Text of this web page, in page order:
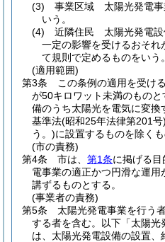
(3)
事業区域 太陽光発電事
いう。
(4)
近隣住民 太陽光発電設
一定の影響を受けるおそれ
て規則で定めるものをいう。
(適用範囲)
第3条
この条例の適用を受け
が50キロワット未満のものと
備のうち太陽光を電気に変換
基準法(昭和25年法律第201号)
う。)に設置するものを除くも
(市の責務)
第4条
市は、 第1条に掲げる
電事業の適正かつ円滑な運
講ずるものとする。
(事業者の責務)
第5条
太陽光発電事業を行う
する者を含む。以下「太陽
は、太陽光発電設備の設置